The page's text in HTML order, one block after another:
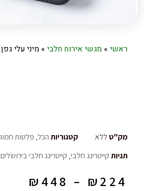
ראשי » מגשי אירוח חלבי »מיני עלי
מק"ט ללא קטגוריותהכל, פלטות
תגיותקייטרינג חלבי, קייטרינג חלבי בירושלים
₪ 224
–
₪ 448